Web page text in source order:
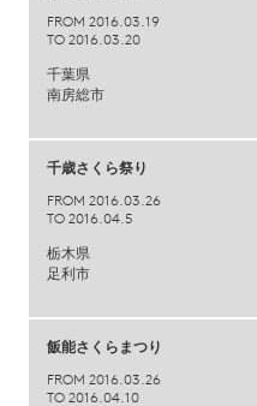
FROM 2016.03.19
TO 2016.03.20
千葉県
南房総市
千歳さくら祭り
FROM 2016.03.26
TO 2016.04.5
栃木県
足利市
飯能さくらまつり
FROM 2016.03.26
TO 2016.04.10